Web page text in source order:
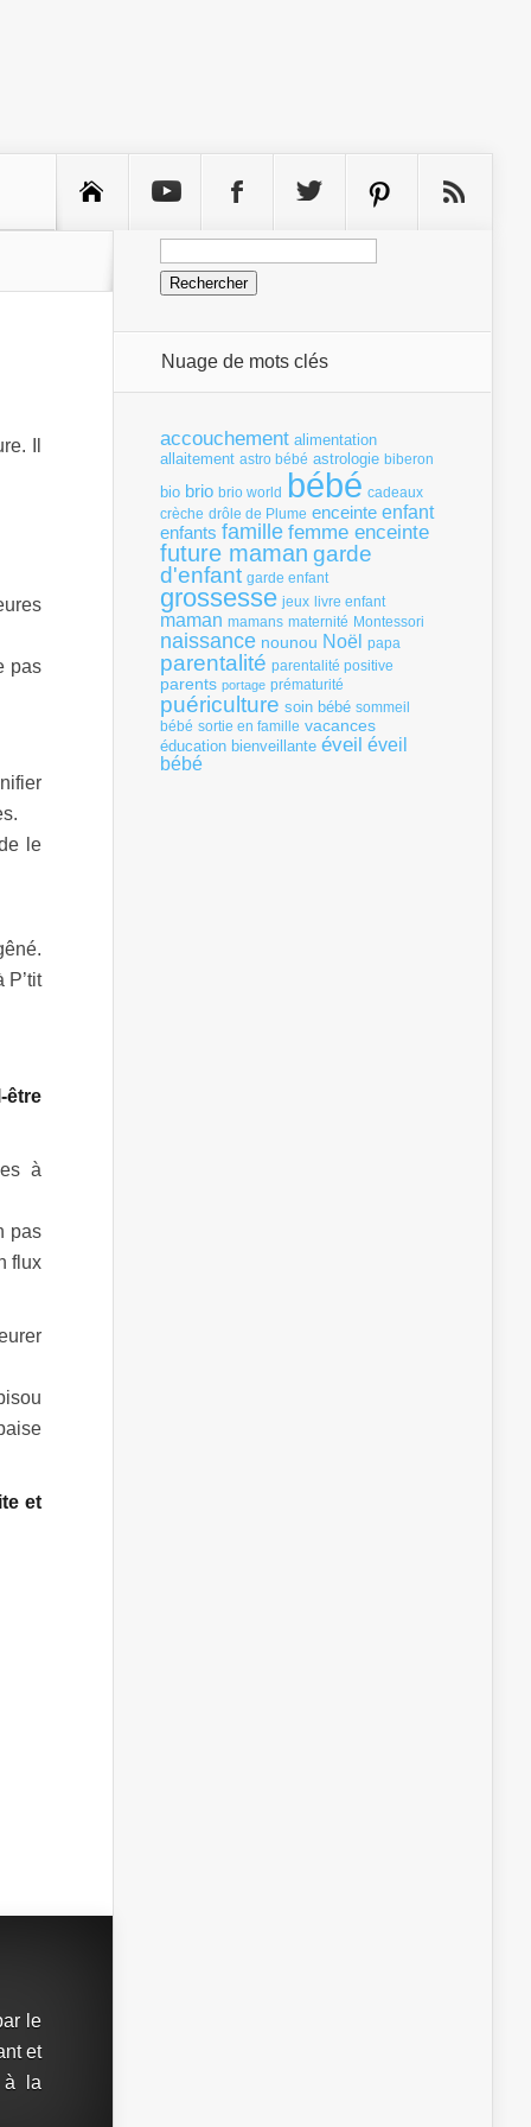
Il
pas
le
P’tit
être
à
pas
flux
et
le
et
à la
Rechercher :
Nuage de mots clés
accouchement alimentation
allaitement astro bébé astrologie biberon
bio brio brio world bébé cadeaux
crèche drôle de Plume enceinte enfant
enfants famille femme enceinte
future maman garde
d'enfant garde enfant
grossesse jeux livre enfant
maman mamans maternité Montessori
naissance nounou Noël papa
parentalité parentalité positive
parents portage prématurité
puériculture soin bébé sommeil
bébé sortie en famille vacances
éducation bienveillante éveil éveil
bébé